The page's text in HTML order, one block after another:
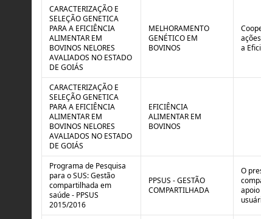
e
C
r
e
:
u
ã
o
o
n
l
e
a
CARACTERIZAÇÃO E
SELEÇÃO GENETICA
PARA A EFICIÊNCIA
ALIMENTAR EM
BOVINOS NELORES
AVALIADOS NO ESTADO
DE GOIÁS
MELHORAMENTO
GENÉTICO EM
BOVINOS
a
CARACTERIZAÇÃO E
SELEÇÃO GENETICA
PARA A EFICIÊNCIA
ALIMENTAR EM
BOVINOS NELORES
AVALIADOS NO ESTADO
DE GOIÁS
EFICIÊNCIA
ALIMENTAR EM
BOVINOS
Programa de Pesquisa
para o SUS: Gestão
compartilhada em
saúde - PPSUS
2015/2016
PPSUS - GESTÃO
COMPARTILHADA
O